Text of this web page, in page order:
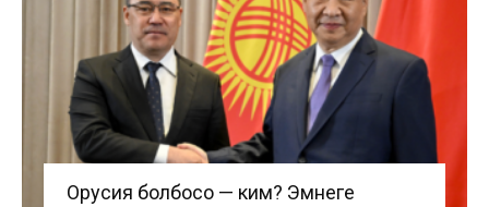
Орусия болбосо — ким? Эмнеге